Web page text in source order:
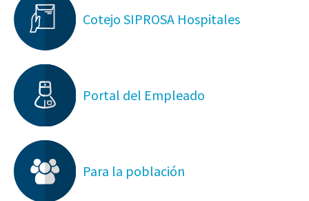
Cotejo SIPROSA Hospitales
Portal del Empleado
Para la población